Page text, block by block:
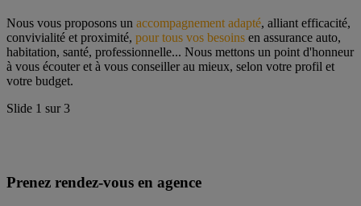
Nous vous proposons un accompagnement adapté, alliant efficacité,
convivialité et proximité, pour tous vos besoins en assurance auto,
habitation, santé, professionnelle... Nous mettons un point d'honneur
à vous écouter et à vous conseiller au mieux, selon votre profil et
votre budget.
Slide 1 sur3
Prenez rendez-vous en agence